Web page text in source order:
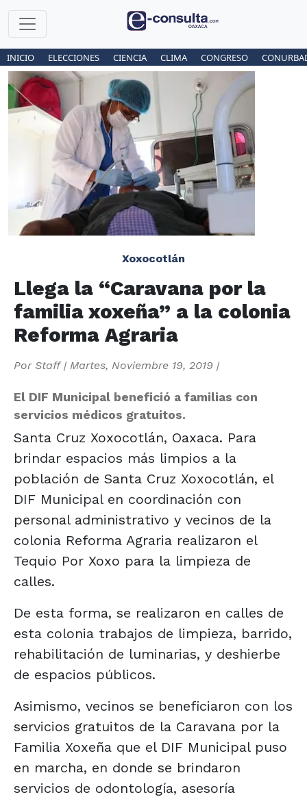
INICIO ELECCIONES CIENCIA CLIMA CONGRESO
Xoxocotlán
Llega la “Caravana por la
familia xoxeña” a la colonia
Reforma Agraria
Por Staff| Martes, Noviembre 19, 2019 |
El DIF Municipal benefició a familias con
servicios médicos gratuitos.
Santa Cruz Xoxocotlán, Oaxaca. Para
brindar espacios más limpios a la
población de Santa Cruz Xoxocotlán, el
DIF Municipal en coordinación con
personal administrativo y vecinos de la
colonia Reforma Agraria realizaron el
Tequio Por Xoxo para la limpieza de
calles.
De esta forma, se realizaron en calles de
esta colonia trabajos de limpieza, barrido,
rehabilitación de luminarias, y deshierbe
de espacios públicos.
Asimismo, vecinos se beneficiaron con los
servicios gratuitos de la Caravana por la
Familia Xoxeña que el DIF Municipal puso
en marcha, en donde se brindaron
servicios de odontología, asesoría